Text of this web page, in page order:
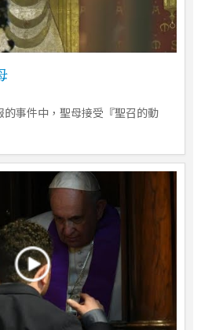
事件中，聖母接受『聖召的動